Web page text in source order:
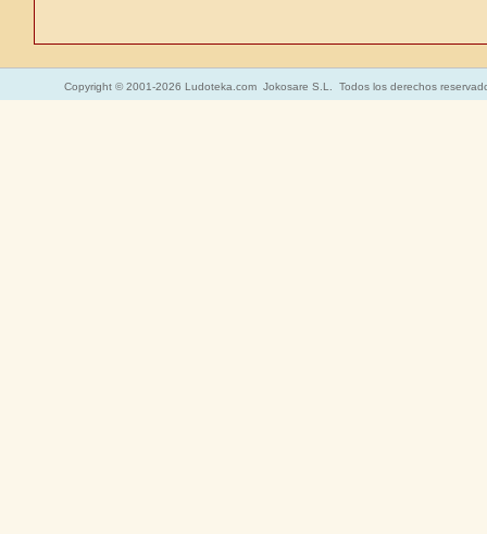
Copyright © 2001-2026 Ludoteka.com Jokosare S.L. Todos los derechos